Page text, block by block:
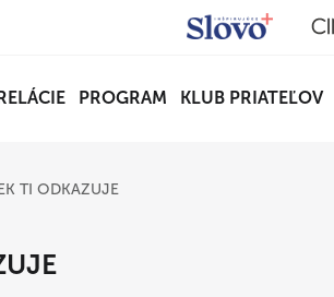
PROGRAM KLUB PRIATEĽOV
TI ODKAZUJE